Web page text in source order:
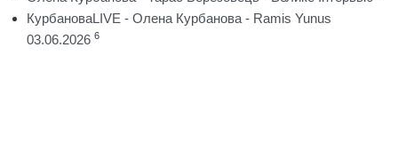
КурбановаLIVE - Олена Курбанова - Ramis Yunus
03.06.2026 6